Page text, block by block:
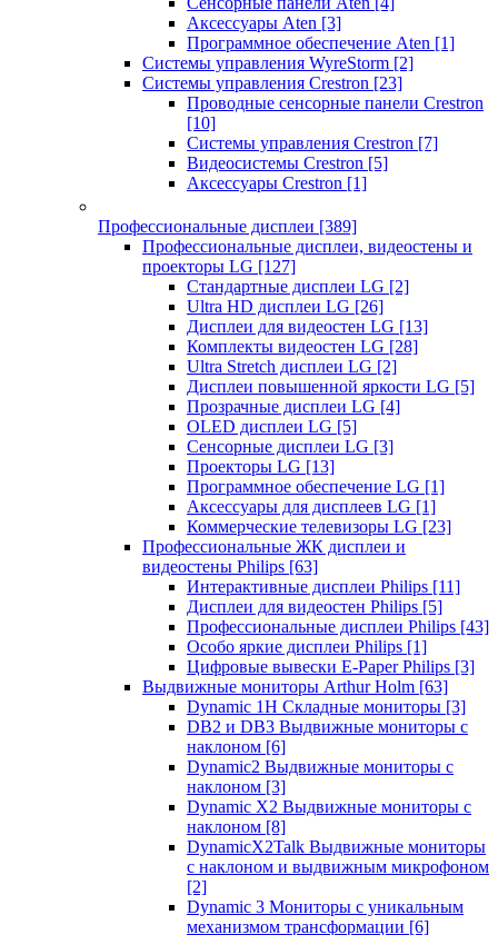
Аксессуары Aten [3]
Программное обеспечение Aten [1]
Системы управления WyreStorm [2]
Системы управления Crestron [23]
Проводные сенсорные панели Crestron
[10]
Системы управления Crestron [7]
Видеосистемы Crestron [5]
Аксессуары Crestron [1]
Профессиональные дисплеи [389]
Профессиональные дисплеи, видеостены и
проекторы LG [127]
Стандартные дисплеи LG [2]
Ultra HD дисплеи LG [26]
Дисплеи для видеостен LG [13]
Комплекты видеостен LG [28]
Ultra Stretch дисплеи LG [2]
Дисплеи повышенной яркости LG [5]
Прозрачные дисплеи LG [4]
OLED дисплеи LG [5]
Сенсорные дисплеи LG [3]
Проекторы LG [13]
Программное обеспечение LG [1]
Аксессуары для дисплеев LG [1]
Коммерческие телевизоры LG [23]
Профессиональные ЖК дисплеи и
видеостены Philips [63]
Интерактивные дисплеи Philips [11]
Дисплеи для видеостен Philips [5]
Профессиональные дисплеи Philips [43]
Особо яркие дисплеи Philips [1]
Цифровые вывески E-Paper Philips [3]
Выдвижные мониторы Arthur Holm [63]
Dynamic 1Н Складные мониторы [3]
DB2 и DB3 Выдвижные мониторы с
наклоном [6]
Dynamic2 Выдвижные мониторы с
наклоном [3]
Dynamic X2 Выдвижные мониторы с
наклоном [8]
DynamicX2Talk Выдвижные мониторы
с наклоном и выдвижным микрофоном
[2]
Dynamic 3 Мониторы с уникальным
механизмом трансформации [6]